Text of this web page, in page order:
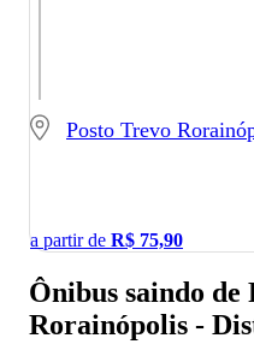
Posto Trevo
a partir de R$ 75,90
Ônibus saindo de
Rorainópolis -